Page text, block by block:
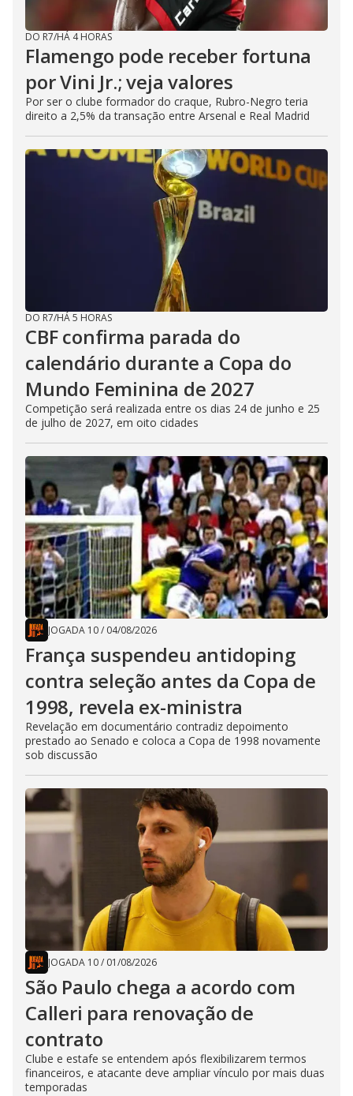
DO R7/HÁ 4 HORAS
Flamengo pode receber fortuna
por Vini Jr.; veja valores
Por ser o clube formador do craque, Rubro-Negro teria
direito a 2,5% da transação entre Arsenal e Real Madrid
DO R7/HÁ 5 HORAS
CBF confirma parada do
calendário durante a Copa do
Mundo Feminina de 2027
Competição será realizada entre os dias 24 de junho e 25
de julho de 2027, em oito cidades
JOGADA 10/ 04/08/2026
França suspendeu antidoping
contra seleção antes da Copa de
1998, revela ex-ministra
Revelação em documentário contradiz depoimento
prestado ao Senado e coloca a Copa de 1998 novamente
sob discussão
JOGADA 10/ 01/08/2026
São Paulo chega a acordo com
Calleri para renovação de
contrato
Clube e estafe se entendem após flexibilizarem termos
financeiros, e atacante deve ampliar vínculo por mais duas
temporadas